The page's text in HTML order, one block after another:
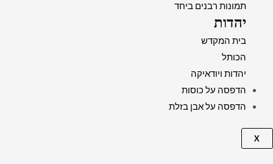
תמונות רבנים ביחד
יהדות
בית המקדש
הכותל
יהדות ויודאיקה
הדפסה על כוסות
הדפסה על אבן בזלת
X